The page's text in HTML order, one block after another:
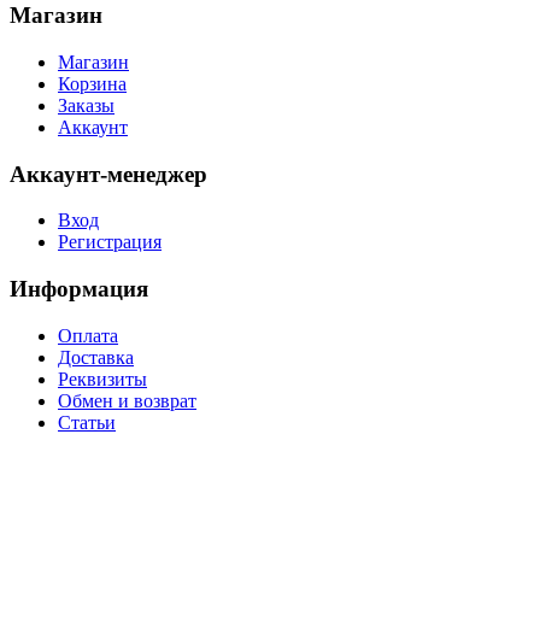
Магазин
Магазин
Корзина
Заказы
Аккаунт
Аккаунт-менеджер
Вход
Регистрация
Информация
Оплата
Доставка
Реквизиты
Обмен и возврат
Статьи